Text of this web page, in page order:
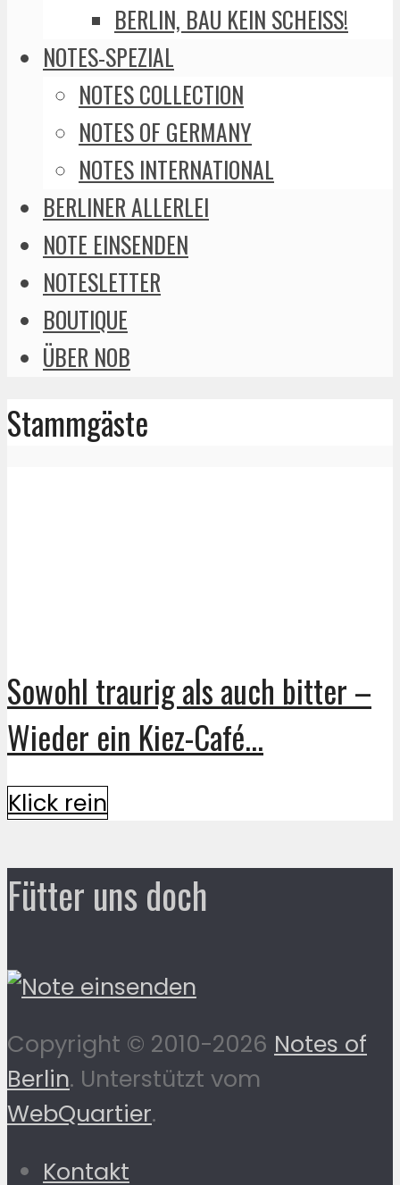
BERLIN, BAU KEIN SCHEISS!
NOTES-SPEZIAL
NOTES COLLECTION
NOTES OF GERMANY
NOTES INTERNATIONAL
BERLINER ALLERLEI
NOTE EINSENDEN
NOTESLETTER
BOUTIQUE
ÜBER NOB
Stammgäste
Sowohl traurig als auch bitter –
Wieder ein Kiez-Café...
Klick rein
Fütter uns doch
Copyright © 2010-2026 Notes of
Berlin. Unterstützt vom
WebQuartier.
Kontakt